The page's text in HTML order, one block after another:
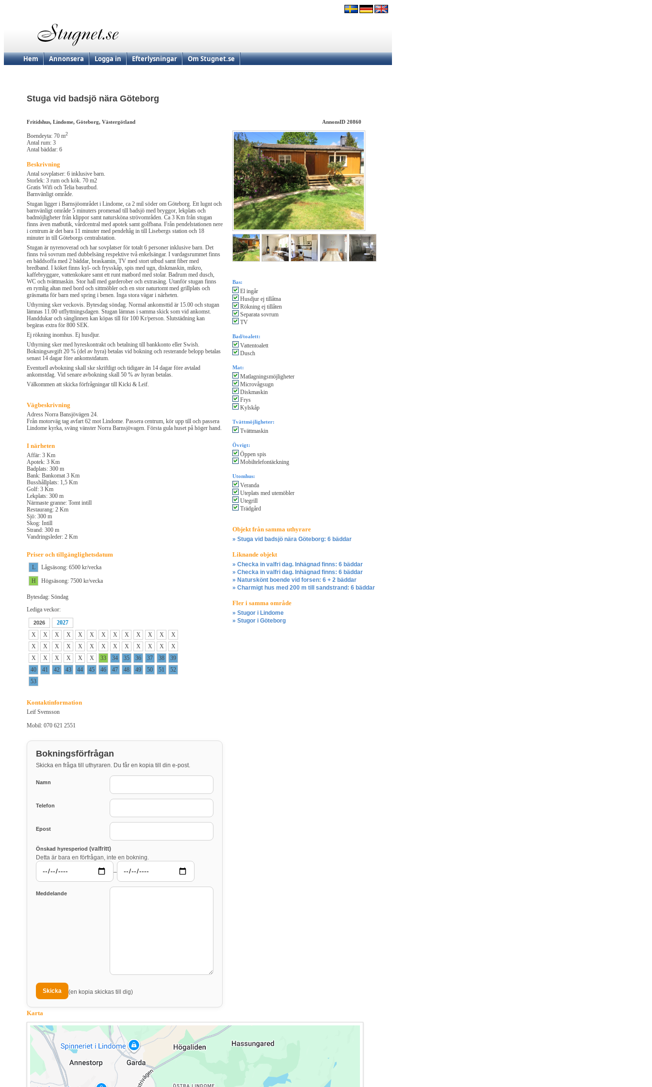
Hem Annonsera Logga in Efterlysningar Om Stugnet.se
Stuga vid badsjö nära Göteborg
Fritidshus, Lindome, Göteborg, Västergötland AnnonsID 20860
Boendeyta: 70 m2
Antal rum: 3
Antal bäddar: 6
Beskrivning
Antal sovplatser: 6 inklusive barn.
Storlek: 3 rum och kök. 70 m2
Gratis Wifi och Telia basutbud.
Barnvänligt område.
Stugan ligger i Barnsjöområdet i Lindome, ca 2 mil söder om Göteborg. Ett lugnt och
barnvänligt område 5 minuters promenad till badsjö med bryggor, lekplats och
badmöjligheter från klippor samt natursköna strövområden. Ca 3 Km från stugan
finns även matbutik, vårdcentral med apotek samt golfbana. Från pendelstationen nere
i centrum är det bara 11 minuter med pendeltåg in till Lisebergs station och 18
minuter in till Göteborgs centralstation.
Stugan är nyrenoverad och har sovplatser för totalt 6 personer inklusive barn. Det
finns två sovrum med dubbelsäng respektive två enkelsängar. I vardagsrummet finns
en bäddsoffa med 2 bäddar, braskamin, TV med stort utbud samt fiber med
bredband. I köket finns kyl- och frysskåp, spis med ugn, diskmaskin, mikro,
kaffebryggare, vattenkokare samt ett runt matbord med stolar. Badrum med dusch,
WC och tvättmaskin. Stor hall med garderober och extrasäng. Utanför stugan finns
en rymlig altan med bord och sittmöbler och en stor naturtomt med grillplats och
gräsmatta för barn med spring i benen. Inga stora vägar i närheten.
Uthyrning sker veckovis. Bytesdag söndag. Normal ankomsttid är 15.00 och stugan
lämnas 11.00 utflyttningsdagen. Stugan lämnas i samma skick som vid ankomst.
Handdukar och sänglinnen kan köpas till för 100 Kr/person. Slutstädning kan
begäras extra för 800 SEK.
Ej rökning inomhus. Ej husdjur.
Uthyrning sker med hyreskontrakt och betalning till bankkonto eller Swish.
Bokningsavgift 20 % (del av hyra) betalas vid bokning och resterande belopp betalas
senast 14 dagar före ankomstdatum.
Eventuell avbokning skall ske skriftligt och tidigare än 14 dagar före avtalad
ankomstdag. Vid senare avbokning skall 50 % av hyran betalas.
Välkommen att skicka förfrågningar till Kicki & Leif.
Vägbeskrivning
Adress Norra Bansjövägen 24.
Från motorväg tag avfart 62 mot Lindome. Passera centrum, kör upp till och passera
Lindome kyrka, sväng vänster Norra Barnsjövagen. Första gula huset på höger hand.
I närheten
Affär: 3 Km
Apotek: 3 Km
Badplats: 300 m
Bank: Bankomat 3 Km
Busshållplats: 1,5 Km
Golf: 3 Km
Lekplats: 300 m
Närmaste granne: Tomt intill
Restaurang: 2 Km
Sjö: 300 m
Skog: Intill
Strand: 300 m
Vandringsleder: 2 Km
Priser och tillgänglighetsdatum
L
Lågsäsong: 6500 kr/vecka
H
Högsäsong: 7500 kr/vecka
Bytesdag: Söndag
Lediga veckor:
2026
2027
X
X X X X X X X X X X X
X
X
X X X X X X X X X X X
X
X
X X X X X 33 34 35 36 37 38
39
40
41 42 43 44 45 46 47 48 49 50 51
52
53
Kontaktinformation
Leif Svensson
Mobil: 070 621 2551
Bokningsförfrågan
Skicka en fråga till uthyraren. Du får en kopia till din e-post.
Namn
Telefon
Epost
Önskad hyresperiod (valfritt)
Detta är bara en förfrågan, inte en bokning.
–
Meddelande
(en kopia skickas till dig)
Bas:
El ingår
Husdjur ej tillåtna
Rökning ej tillåten
Separata sovrum
TV
Bad/toalett:
Vattentoalett
Dusch
Mat:
Matlagningsmöjligheter
Microvågsugn
Diskmaskin
Frys
Kylskåp
Tvättmöjligheter:
Tvättmaskin
Övrigt:
Öppen spis
Mobiltelefontäckning
Utomhus:
Veranda
Uteplats med utemöbler
Utegrill
Trädgård
Objekt från samma uthyrare
» Stuga vid badsjö nära Göteborg: 6 bäddar
Liknande objekt
» Checka in valfri dag. Inhägnad finns: 6 bäddar
» Checka in valfri dag. Inhägnad finns: 6 bäddar
» Naturskönt boende vid forsen: 6 + 2 bäddar
» Charmigt hus med 200 m till sandstrand: 6 bäddar
Fler i samma område
» Stugor i Lindome
» Stugor i Göteborg
Karta